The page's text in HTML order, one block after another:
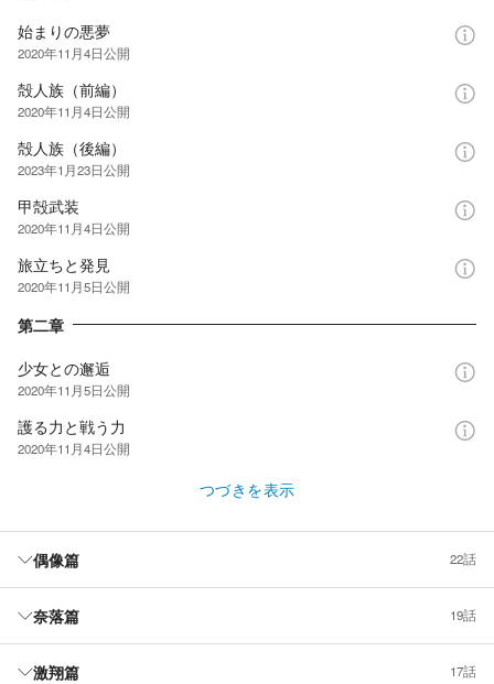
始まりの悪夢
2020年11月4日公開
殻人族（前編）
2020年11月4日公開
殻人族（後編）
2023年1月23日公開
甲殻武装
2020年11月4日公開
旅立ちと発見
2020年11月5日公開
第二章
少女との邂逅
2020年11月5日公開
護る力と戦う力
2020年11月4日公開
つづきを表示
偶像篇 22話
奈落篇 19話
激翔篇 17話